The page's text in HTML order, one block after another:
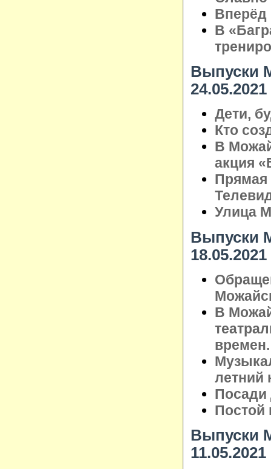
Вперёд
В
Выпуски
24.05.2021
Дети,
Кто
В
акция
Прямая
Улица
Выпуски
18.05.2021
В
летний
Посади
Постой
Выпуски
11.05.2021